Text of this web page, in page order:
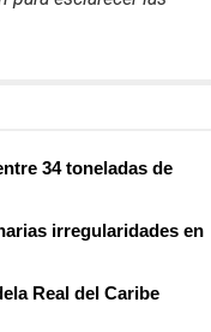
34 toneladas de
irregularidades en
Real del Caribe